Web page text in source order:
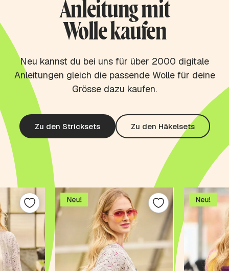
Anleitung mit
Wolle kaufen
Neu kannst du bei uns für über 2000 digitale
Anleitungen gleich die passende Wolle für deine
Grösse dazu kaufen.
Zu den Stricksets Zu den Häkelsets